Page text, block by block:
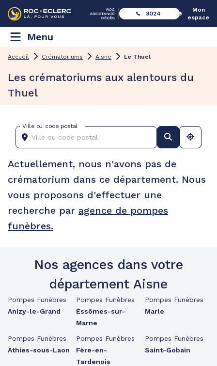
3024
Mon
espace
Menu
Accueil Crématoriums Aisne Le Thuel
Les crématoriums aux alentours du
Thuel
Ville ou code postal
Actuellement, nous n'avons pas de
crématorium dans ce département. Nous
vous proposons d'effectuer une
recherche par agence de pompes
funèbres.
Nos agences dans votre
département Aisne
Pompes Funèbres
Anizy-le-Grand
Pompes Funèbres
Athies-sous-Laon
Pompes Funèbres
Essômes-sur-
Marne
Pompes Funèbres
Fère-en-
Tardenois
Pompes Funèbres
Marle
Pompes Funèbres
Saint-Gobain